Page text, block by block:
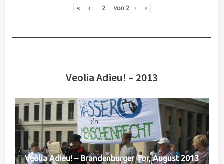
« ‹ von 2 › »
Veolia Adieu! – 2013
Veolia Adieu! – Brandenburger Tor, August 2013